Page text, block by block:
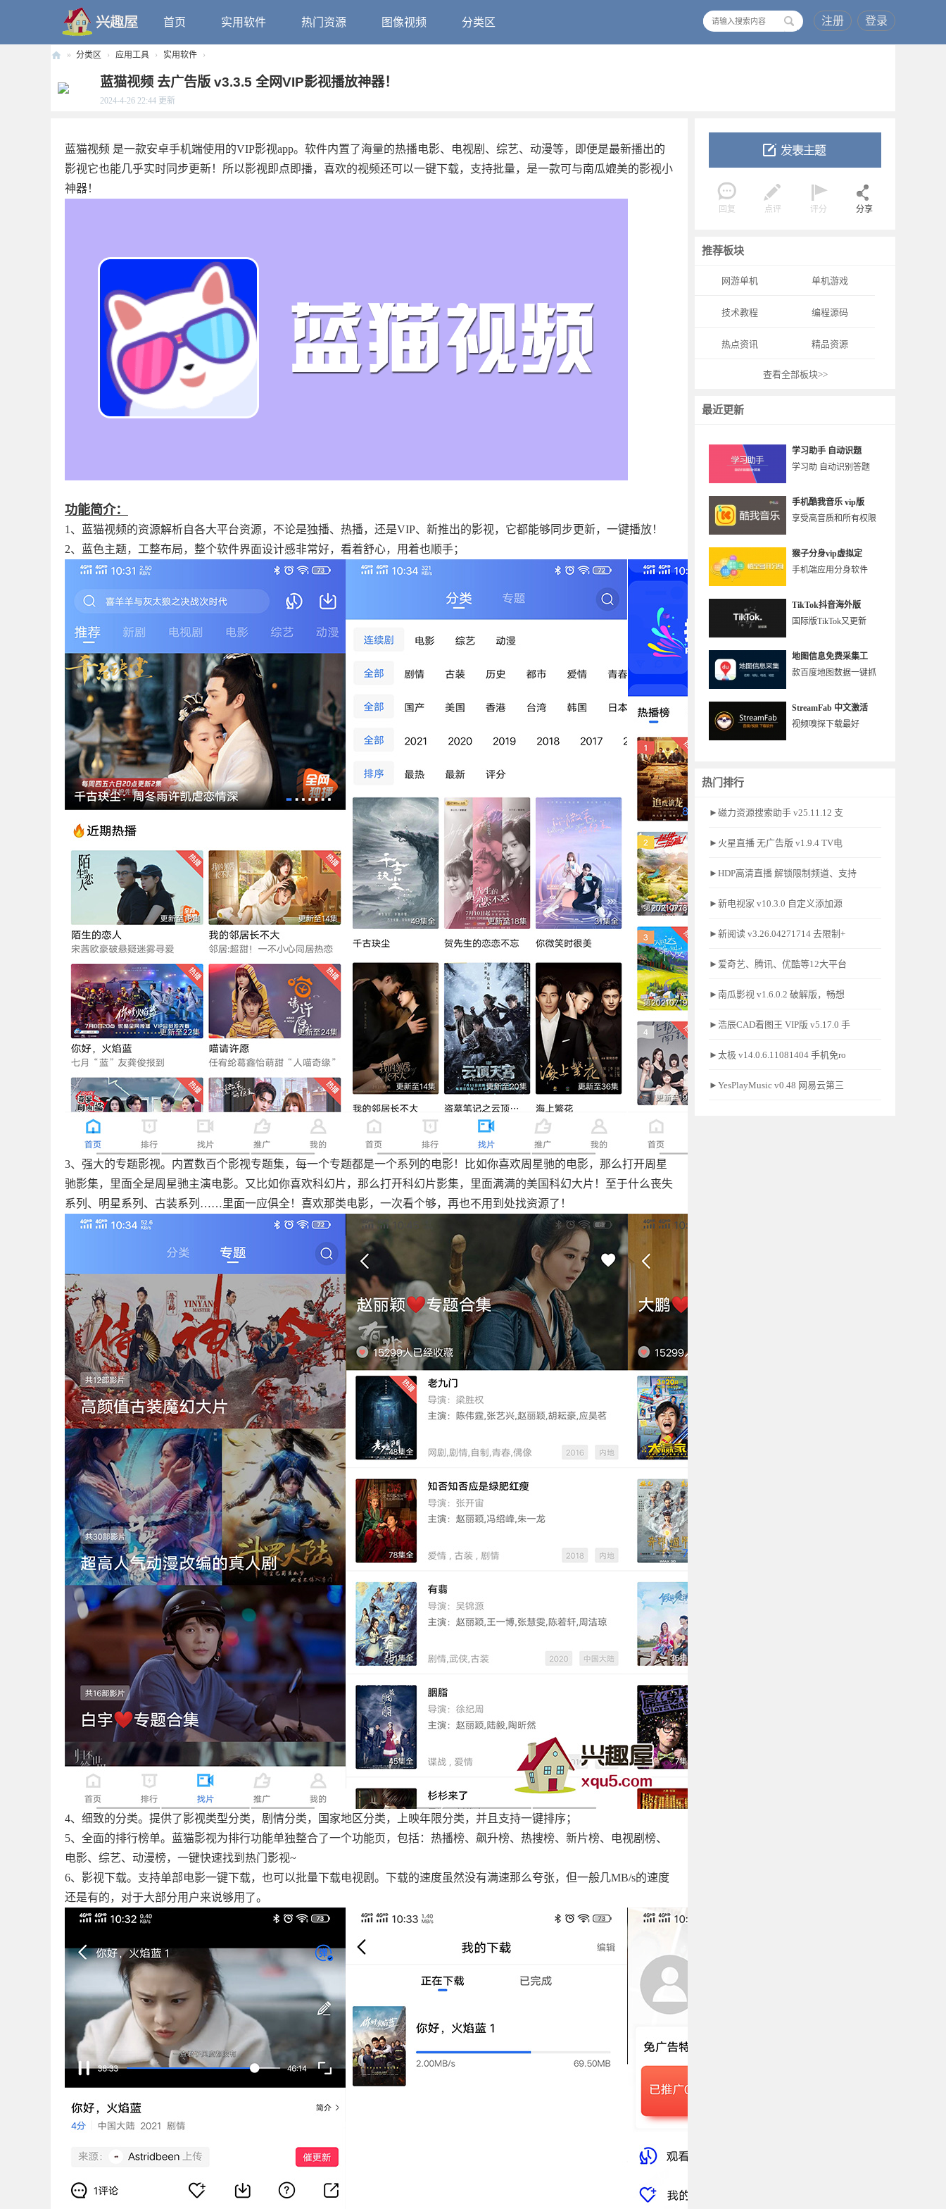
首页 实用软件 热门资源 图像视频 分类区 注册 登录
趣
» 分类区 › 应用工具 › 实用软件 ›
蓝猫视频 去广告版 v3.3.5 全网VIP影视播放神器！
2024-4-26 22:44 更新
回复 点评 评分 分享
推荐板块
网游单机 单机游戏
技术教程 编程源码
热点资讯 精品资源
查看全部板块>>
最近更新
学习助手 自动识题
学习助 自动识别答题
手机酷我音乐 vip版
享受高音质和所有权限
猴子分身vip虚拟定
手机端应用分身软件
TikTok抖音海外版
国际版TikTok又更新
地图信息免费采集工
款百度地图数据一键抓
StreamFab 中文激活
视频嗅探下载最好
热门排行
►磁力资源搜索助手 v25.11.12 支
►火星直播 无广告版 v1.9.4 TV电
►HDP高清直播 解锁限制频道、支持
►新电视家 v10.3.0 自定义添加源
►新阅读 v3.26.04271714 去限制+
►爱奇艺、腾讯、优酷等12大平台
►南瓜影视 v1.6.0.2 破解版，畅想
►浩辰CAD看图王 VIP版 v5.17.0 手
►太极 v14.0.6.11081404 手机免ro
►YesPlayMusic v0.48 网易云第三
蓝猫视频 是一款安卓手机端使用的VIP影视app。软件内置了海量的热播电影、电视剧、综艺、动漫等，即便是最新播出的
影视它也能几乎实时同步更新！所以影视即点即播，喜欢的视频还可以一键下载，支持批量，是一款可与南瓜媲美的影视小
神器！
功能简介：
1、蓝猫视频的资源解析自各大平台资源，不论是独播、热播，还是VIP、新推出的影视，它都能够同步更新，一键播放！
2、蓝色主题，工整布局，整个软件界面设计感非常好，看着舒心，用着也顺手；
3、强大的专题影视。内置数百个影视专题集，每一个专题都是一个系列的电影！比如你喜欢周星驰的电影，那么打开周星
驰影集，里面全是周星驰主演电影。又比如你喜欢科幻片，那么打开科幻片影集，里面满满的美国科幻大片！至于什么丧失
系列、明星系列、古装系列……里面一应俱全！喜欢那类电影，一次看个够，再也不用到处找资源了！
4、细致的分类。提供了影视类型分类，剧情分类，国家地区分类，上映年限分类，并且支持一键排序；
5、全面的排行榜单。蓝猫影视为排行功能单独整合了一个功能页，包括：热播榜、飙升榜、热搜榜、新片榜、电视剧榜、
电影、综艺、动漫榜，一键快速找到热门影视~
6、影视下载。支持单部电影一键下载，也可以批量下载电视剧。下载的速度虽然没有满速那么夸张，但一般几MB/s的速度
还是有的，对于大部分用户来说够用了。